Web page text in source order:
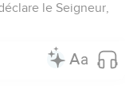
le Seigneur,